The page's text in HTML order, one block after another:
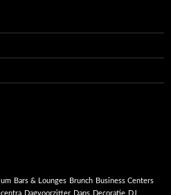
Bars & Lounges Brunch Business Centers
Dagvoorzitter Dans Decoratie DJ